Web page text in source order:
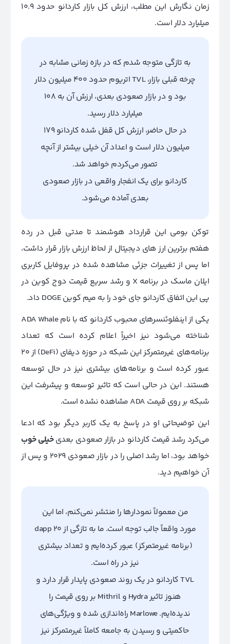
زمان نگارش این مطلب، ارزش کل بازار کاردانو حدود 10.9
میلیارد دلار است.
به تازگی متوجه شدم که در بازه زمانی مشابه در
چرخه قبلی بازار، TVL اتریوم حدود 400 میلیون دلار
بود و در بازار صعودی بعدی، ارزش آن به 108
میلیارد دلار رسید.
در حال حاضر، ارزش کل قفل شده کاردانو 179
میلیون دلار است و اعداد آن خیلی بیشتر از آنچه
تصور می‌کردم خواهد شد.
کاردانو برای یک انفجار واقعی در بازار صعودی
بعدی آماده می‌شود.
توکن بومی این قرارداد هوشمند تا مدتی قبل در رده
هفتم برترین ارز های دیجیتال از لحاظ ارزش بازار قرار داشت،
اما پس از تغییرات جزئی مشاهده شده در پروفایل کاربری
ایلان ماسک در برنامه X و رشد سریع قیمت دوج کوین در
پی این اتفاق کاردانو جای خود را به میم کوین DOGE داد.
یکی از اینفلوئنسر‌های محبوب کاردانو که با نام ADA Whale
شناخته می‌شود نیز اخیراً اعلام کرده است که تعداد
برنامه‌های غیرمتمرکز این شبکه در حوزه دیفای (DeFi) از 20
عبور کرده است و برنامه‌های بیشتری نیز در حال توسعه
هستند. این در حالی است که تاثیر توسعه و پیشرفت این
شبکه بر روی قیمت ADA مشاهده نشده است.
این توضیحاتی او در پاسخ به یک کاربر دیگر بود که ادعا
می‌کرد رشد قیمت کاردانو در بازار صعودی بعدیخیلی خوب
خواهد بود، اما رشد اصلی را در بازار صعودی 2029 و پس از
آن خواهیم دید.
من معمولاً نمودار‌ها را منتشر نمی‌کنم، اما این
مورد واقعاً جالب توجه است. ما به تازگی از 20 dapp
(برنامه غیرمتمرکز) عبور کرده‌ایم و تعداد بیشتری
نیز در راه است.
TVL کاردانو در یک روند صعودی پایدار قرار دارد و
هنوز تاثیر Hydra و Mithril بر روی قیمت را
ندیده‌ایم. Marlowe راه‌اندازی شده و ویژگی‌های
حاکمیتی و رسیدن به جامعه کاملاً غیرمتمرکز نیز